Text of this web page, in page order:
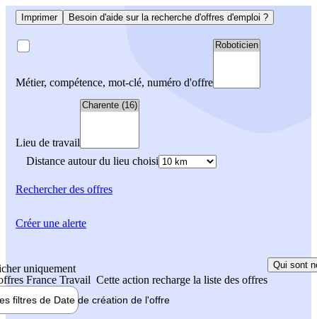
Imprimer Besoin d'aide sur la recherche d'offres d'emploi ?
Métier, compétence, mot-clé, numéro d'offre
Lieu de travail
Distance autour du lieu choisi
Rechercherdes offres
uniquement
France Travail Cette action recharge la liste des offres
Qui sont
filtres de Date de création de l'offre
Créer une alerte